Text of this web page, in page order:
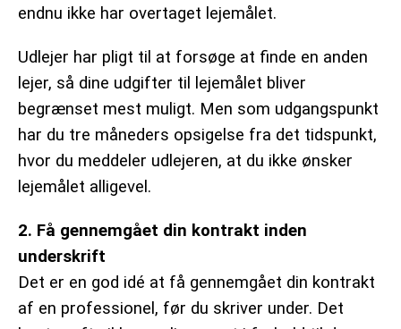
endnu ikke har overtaget lejemålet.
Udlejer har pligt til at forsøge at finde en anden
lejer, så dine udgifter til lejemålet bliver
begrænset mest muligt. Men som udgangspunkt
har du tre måneders opsigelse fra det tidspunkt,
hvor du meddeler udlejeren, at du ikke ønsker
lejemålet alligevel.
2. Få gennemgået din kontrakt inden
underskrift
Det er en god idé at få gennemgået din kontrakt
af en professionel, før du skriver under. Det